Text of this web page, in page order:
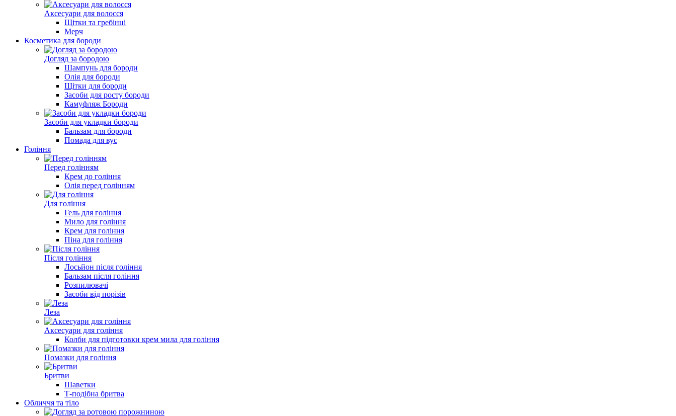
Аксесуари для волосся
Щітки та гребінці
Мерч
Косметика для бороди
Догляд за бородою
Шампунь для бороди
Олія для бороди
Щітки для бороди
Засоби для росту бороди
Камуфляж Бороди
Засоби для укладки бороди
Бальзам для бороди
Помада для вус
Гоління
Перед голінням
Крем до гоління
Олія перед голінням
Для гоління
Гель для гоління
Мило для гоління
Крем для гоління
Піна для гоління
Після гоління
Лосьйон після гоління
Бальзам після гоління
Розпилювачі
Засоби від порізів
Леза
Аксесуари для гоління
Колби для підготовки крем мила для гоління
Помазки для гоління
Бритви
Шаветки
Т-подібна бритва
Обличчя та тіло